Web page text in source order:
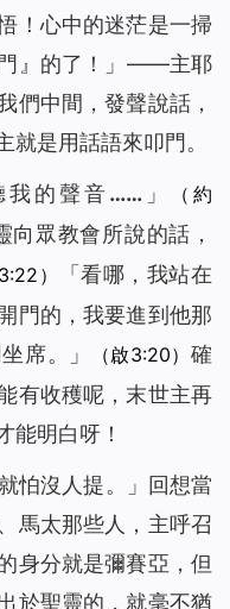
！心中的迷茫是一掃
』的了！」——主耶
們中間，發聲說話，
是用話語來叩門。
我的聲音…… 」
（約
向眾教會所說的話，
） 「看哪，我站在
門的，我要進到他那
席。
」 （啟3:20）確
有收穫呢，末世主再
能明白呀！
怕沒人提。」回想當
馬太那些人，主呼召
身分就是彌賽亞，但
於聖靈的，就毫不猶